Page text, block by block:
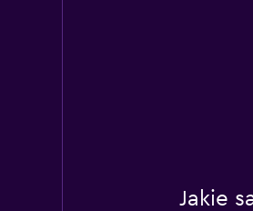
Jakie